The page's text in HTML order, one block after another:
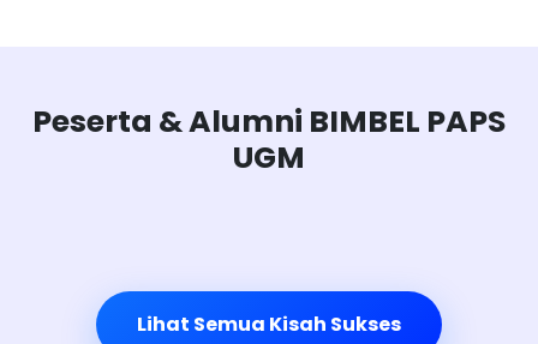
Peserta & Alumni BIMBEL PAPS
UGM
Lihat Semua Kisah Sukses